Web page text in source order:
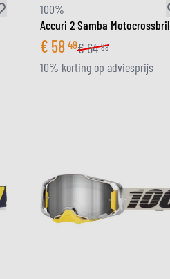
100%
Accuri 2 Samba Motocrossbril
€ 58 49€64 99
10% korting op adviesprijs